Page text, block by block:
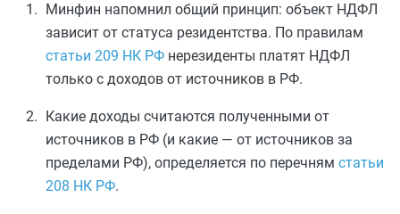
Минфин напомнил общий принцип: объект НДФЛ
зависит от статуса резидентства. По правилам
статьи 209 НК РФ нерезиденты платят НДФЛ
только с доходов от источников в РФ.
Какие доходы считаются полученными от
источников в РФ (и какие — от источников за
пределами РФ), определяется по перечням статьи
208 НК РФ.